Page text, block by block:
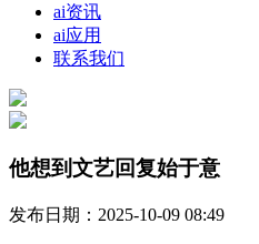
ai资讯
ai应用
联系我们
他想到文艺回复始于意
发布日期：2025-10-09 08:49